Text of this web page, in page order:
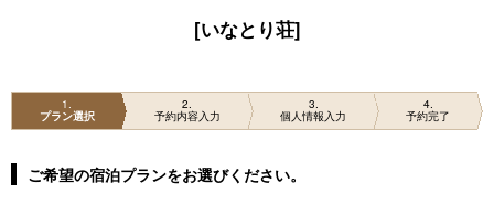
[いなとり荘]
1
プラン選択
2
予約内容入力
3
個人情報入力
4
予約完了
ご希望の宿泊プランをお選びください。